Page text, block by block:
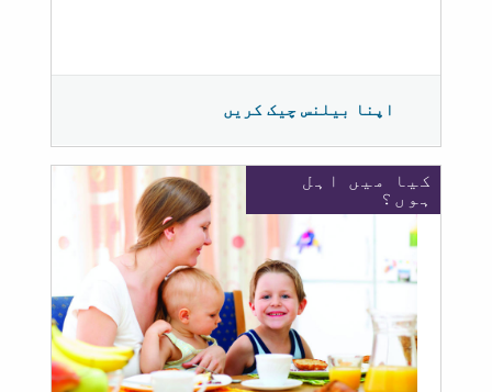
اپنا بیلنس چیک کریں
کیا میں اہل
ہوں؟